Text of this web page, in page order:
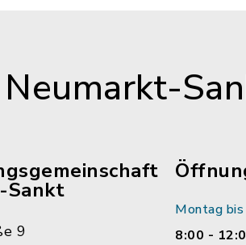
Sankt
9
Montag
8:00 -